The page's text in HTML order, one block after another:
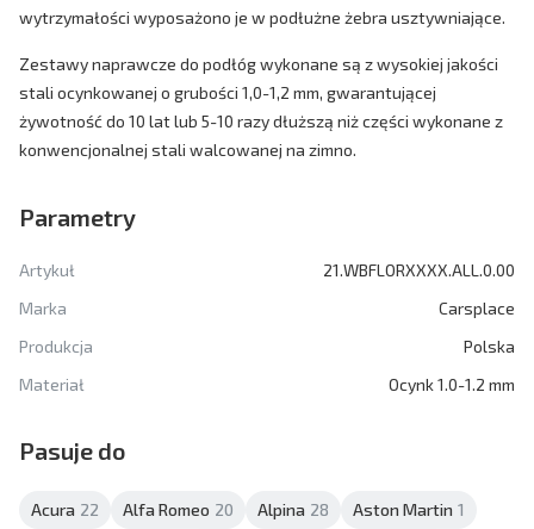
wytrzymałości wyposażono je w podłużne żebra usztywniające.
Zestawy naprawcze do podłóg wykonane są z wysokiej jakości
stali ocynkowanej o grubości 1,0-1,2 mm, gwarantującej
żywotność do 10 lat lub 5-10 razy dłuższą niż części wykonane z
konwencjonalnej stali walcowanej na zimno.
Parametry
Artykuł
21.WBFLORXXXX.ALL.0.00
Marka
Carsplace
Produkcja
Polska
Materiał
Ocynk 1.0-1.2 mm
Pasuje do
Acura 22 Alfa Romeo 20 Alpina 28 Aston Martin 1